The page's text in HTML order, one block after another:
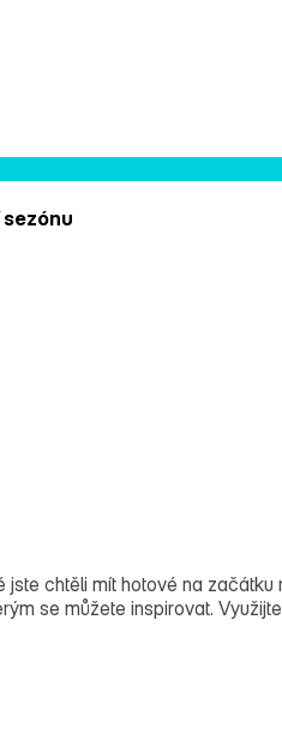
sezónu
chtěli mít hotové na
se můžete inspirovat.